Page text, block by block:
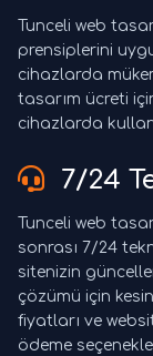
Tunceli web
prensiplerini
cihazlarda
tasarım ücreti
cihazlarda
7/24
Tunceli web
sonrası 7/24
sitenizin
çözümü için
fiyatları ve
ödeme